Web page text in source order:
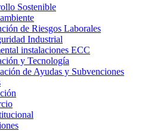
Sostenible
de Riesgos Laborales
Industrial
instalaciones ECC
y Tecnología
de Ayudas y Subvenciones